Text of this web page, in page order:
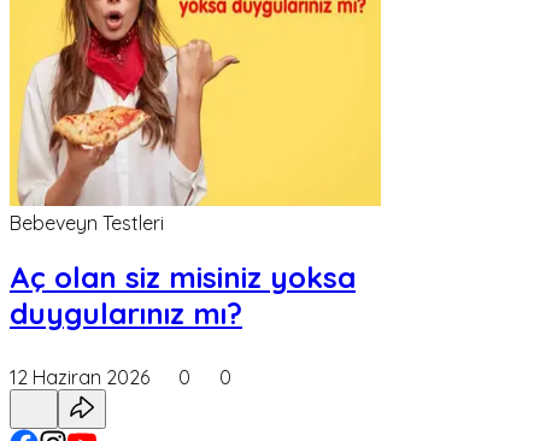
Bebeveyn Testleri
Aç olan siz misiniz yoksa
duygularınız mı?
12 Haziran 2026 0 0